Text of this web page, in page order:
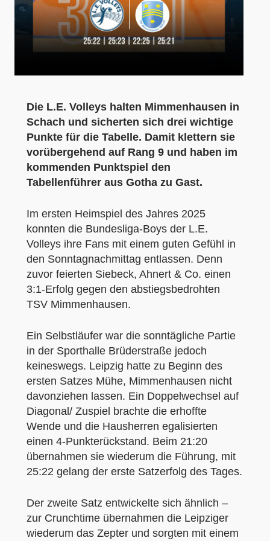
Die L.E. Volleys halten Mimmenhausen in
Schach und sicherten sich drei wichtige
Punkte für die Tabelle. Damit klettern sie
vorübergehend auf Rang 9 und haben im
kommenden Punktspiel den
Tabellenführer aus Gotha zu Gast.
Im ersten Heimspiel des Jahres 2025
konnten die Bundesliga-Boys der L.E.
Volleys ihre Fans mit einem guten Gefühl in
den Sonntagnachmittag entlassen. Denn
zuvor feierten Siebeck, Ahnert & Co. einen
3:1-Erfolg gegen den abstiegsbedrohten
TSV Mimmenhausen.
Ein Selbstläufer war die sonntägliche Partie
in der Sporthalle Brüderstraße jedoch
keineswegs. Leipzig hatte zu Beginn des
ersten Satzes Mühe, Mimmenhausen nicht
davonziehen lassen. Ein Doppelwechsel auf
Diagonal/ Zuspiel brachte die erhoffte
Wende und die Hausherren egalisierten
einen 4-Punkterückstand. Beim 21:20
übernahmen sie wiederum die Führung, mit
25:22 gelang der erste Satzerfolg des Tages.
Der zweite Satz entwickelte sich ähnlich –
zur Crunchtime übernahmen die Leipziger
wiederum das Zepter und sorgten mit einem